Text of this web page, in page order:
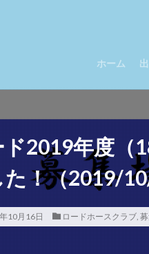
ホーム
2019年度（
た！（2019/
10月16日 ロードホースクラブ,
ロ
新